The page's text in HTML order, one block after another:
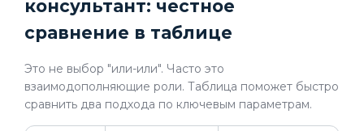
консультант: честное
сравнение в таблице
Это не выбор "или-или". Часто это
взаимодополняющие роли. Таблица поможет быстро
сравнить два подхода по ключевым параметрам.